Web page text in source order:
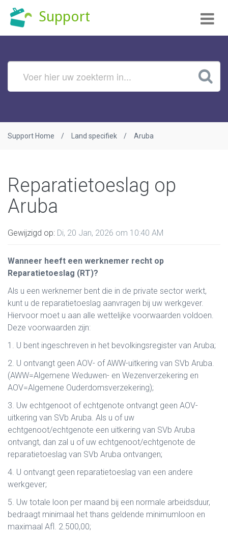
Support
Support Home Land specifiek Aruba
Reparatietoeslag op
Aruba
Gewijzigd op: Di, 20 Jan, 2026 om 10:40 AM
Wanneer heeft een werknemer recht op
Reparatietoeslag (RT)?
Als u een werknemer bent die in de private sector werkt,
kunt u de reparatietoeslag aanvragen bij uw werkgever.
Hiervoor moet u aan alle wettelijke voorwaarden voldoen.
Deze voorwaarden zijn:
1. U bent ingeschreven in het bevolkingsregister van Aruba;
2. U ontvangt geen AOV- of AWW-uitkering van SVb Aruba.
(AWW=Algemene Weduwen- en Wezenverzekering en
AOV=Algemene Ouderdomsverzekering);
3. Uw echtgenoot of echtgenote ontvangt geen AOV-
uitkering van SVb Aruba. Als u of uw
echtgenoot/echtgenote een uitkering van SVb Aruba
ontvangt, dan zal u of uw echtgenoot/echtgenote de
reparatietoeslag van SVb Aruba ontvangen;
4. U ontvangt geen reparatietoeslag van een andere
werkgever;
5. Uw totale loon per maand bij een normale arbeidsduur,
bedraagt minimaal het thans geldende minimumloon en
maximaal Afl. 2.500,00;